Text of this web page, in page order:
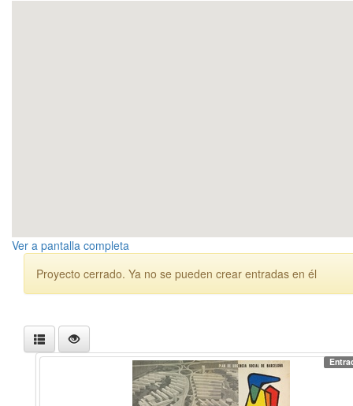
Ver a pantalla completa
Proyecto cerrado. Ya no se pueden crear entradas en él